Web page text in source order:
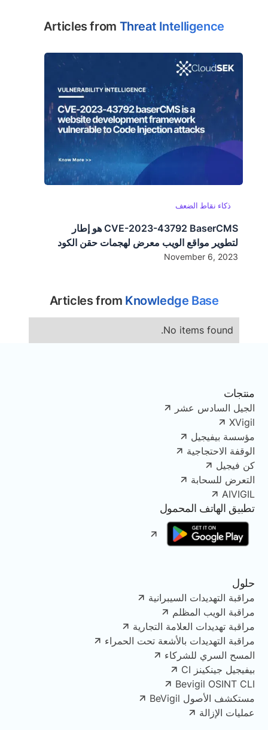
Articles from Threat Intelligence
ذكاء نقاط الضعف
CVE-2023-43792 BaserCMS هو إطار
لتطوير مواقع الويب معرض لهجمات حقن الكود
November 6, 2023
Articles from Knowledge Base
No items found.
منتجات
الجيل السادس عشر
XVigil
مؤسسة بيفيجيل
الوقفة الاحتجاجية
كن فيجيل
التعرض للسحابة
AIVIGIL
تطبيق الهاتف المحمول
حلول
مراقبة التهديدات السيبرانية
مراقبة الويب المظلم
مراقبة تهديدات العلامة التجارية
مراقبة التهديدات بالأشعة تحت الحمراء
المسح السري للشركاء
بيفيجيل جينكينز CI
Bevigil OSINT CLI
مستكشف الأصول BeVigil
عمليات الإزالة